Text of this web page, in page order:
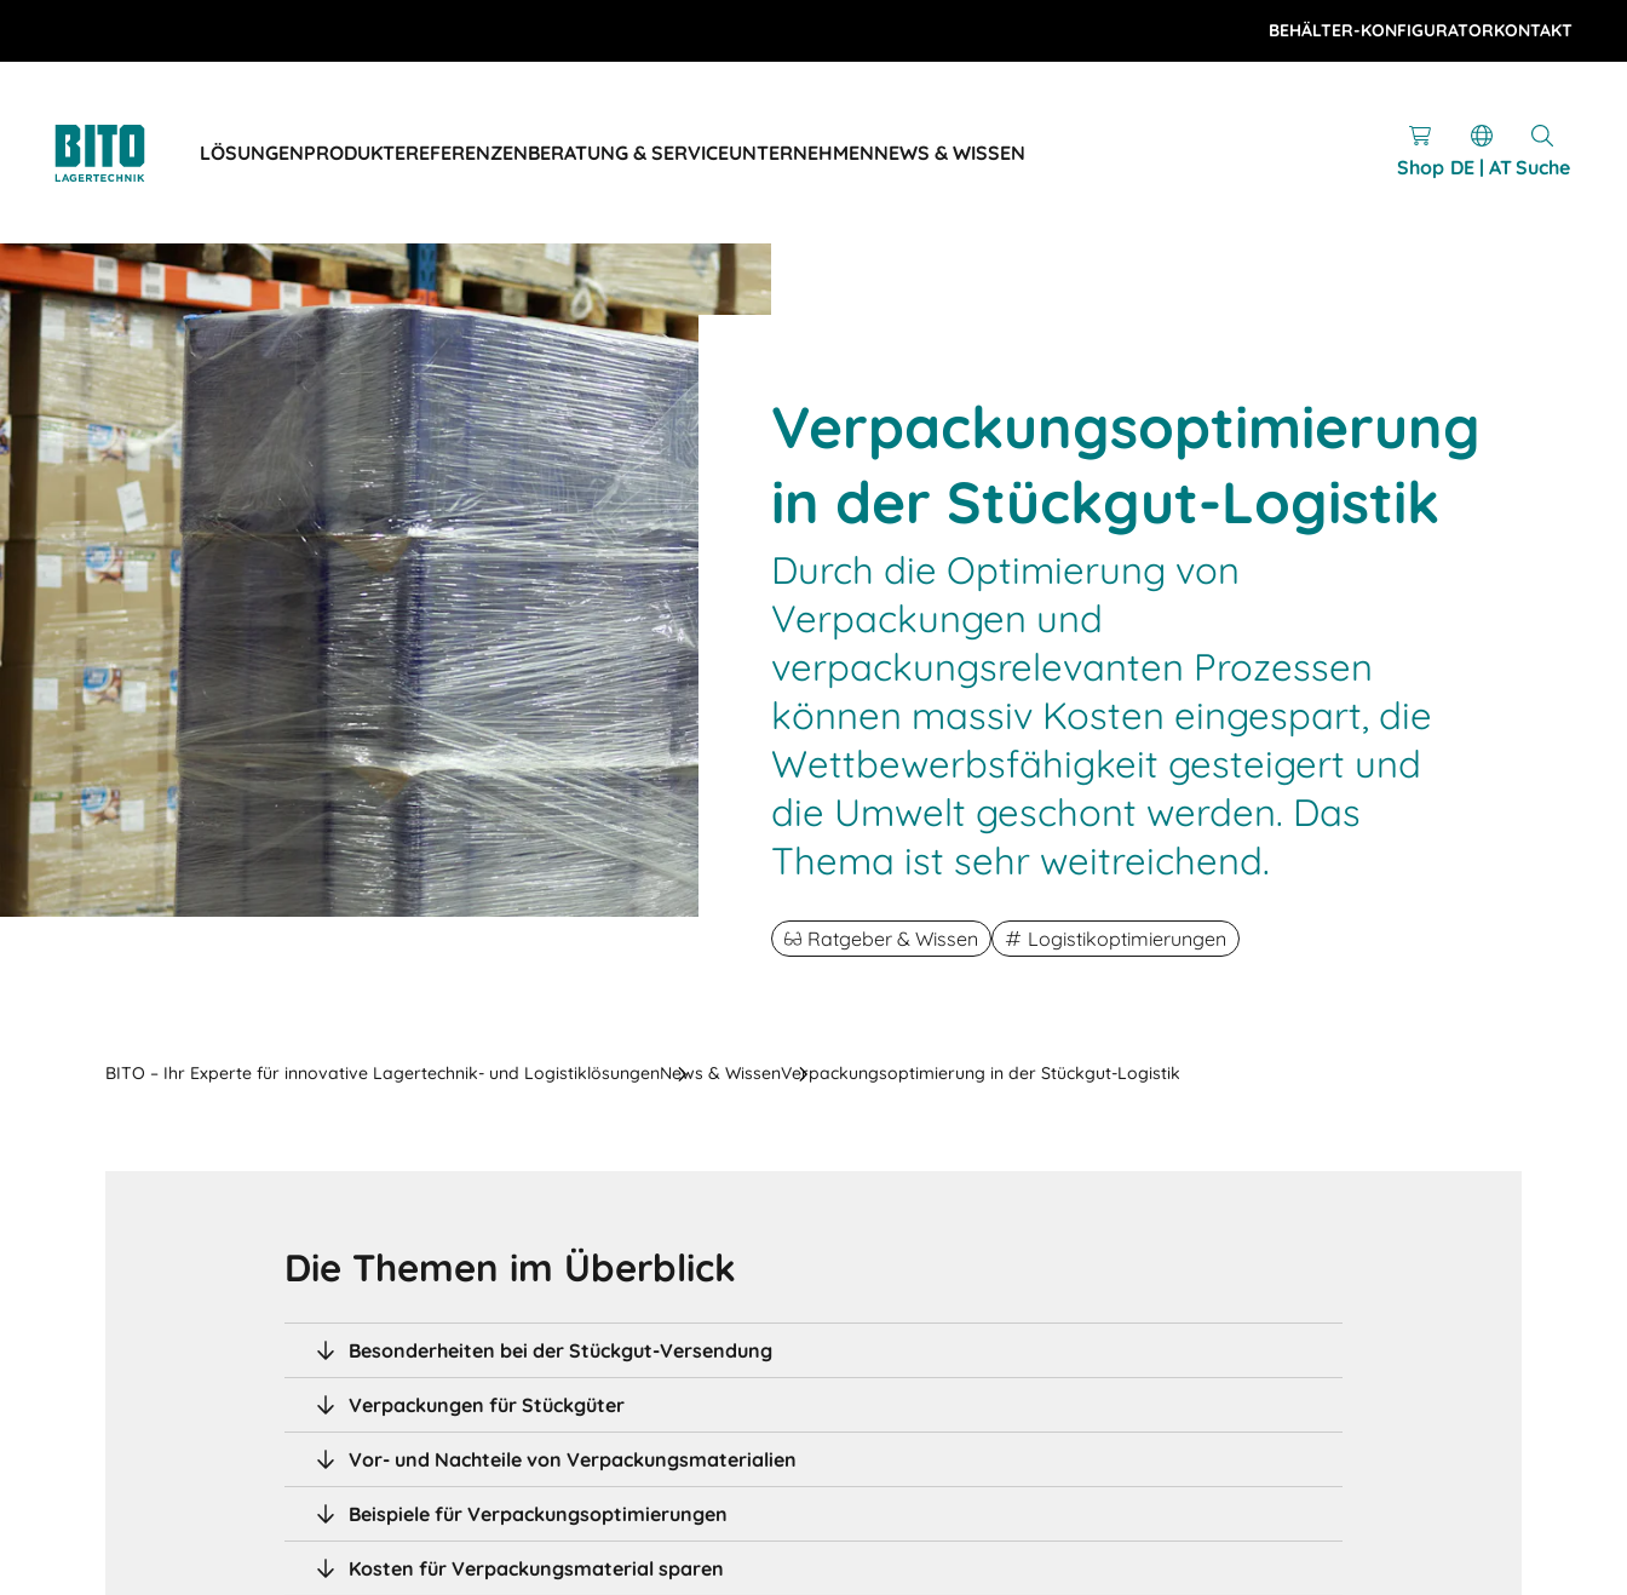
BEHÄLTER-KONFIGURATORKONTAKT
LÖSUNGENPRODUKTEREFERENZENBERATUNG & SERVICEUNTERNEHMENNEWS & WISSEN
Shop DE | ATSuche
Verpackungsoptimierung
in der Stückgut-Logistik
Durch die Optimierung von
Verpackungen und
verpackungsrelevanten Prozessen
können massiv Kosten eingespart, die
Wettbewerbsfähigkeit gesteigert und
die Umwelt geschont werden. Das
Thema ist sehr weitreichend.
Ratgeber & Wissen Logistikoptimierungen
BITO – Ihr Experte für innovative Lagertechnik- und LogistiklösungenNews & WissenVerpackungsoptimierung in der Stückgut-Logistik
Die Themen im Überblick
Besonderheiten bei der Stückgut-Versendung
Verpackungen für Stückgüter
Vor- und Nachteile von Verpackungsmaterialien
Beispiele für Verpackungsoptimierungen
Kosten für Verpackungsmaterial sparen